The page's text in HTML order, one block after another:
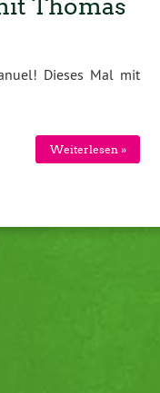
Thomas
Dieses Mal mit
Weiterlesen »